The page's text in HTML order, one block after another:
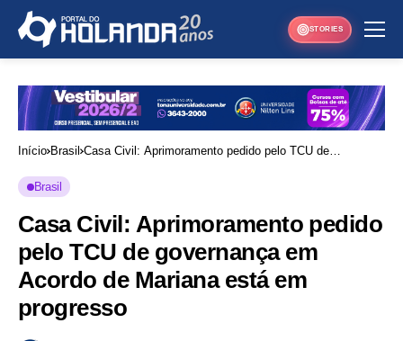
STORIES
Início Brasil Casa Civil: Aprimoramento pedido pelo TCU de
Brasil
Casa Civil: Aprimoramento pedido
pelo TCU de governança em
Acordo de Mariana está em
progresso